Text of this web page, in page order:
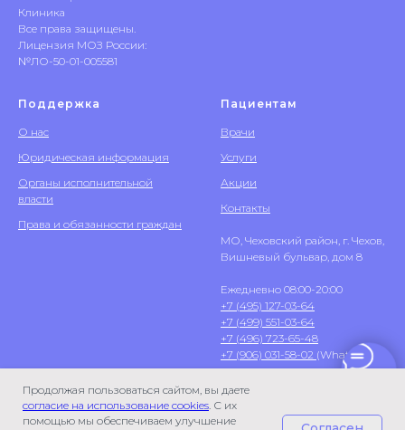
Продолжая пользоваться сайтом, вы даете
согласие на использование cookies. С их
помощью мы обеспечиваем улучшение
Клиника
Все права защищены.
Лицензия МОЗ России:
№ЛО-50-01-005581
Поддержка
О нас
Юридическая информация
Органы исполнительной
власти
Права и обязанности граждан
Пациентам
Врачи
Услуги
Акции
Контакты
МО, Чеховский район, г. Чехов,
Вишневый бульвар, дом 8
Ежедневно 08:00-20:00
+7 (495) 127-03-64
+7 (499) 551-03-64
+7 (496) 723-65-48
+7 (906) 031-58-02 (WhatsApp)